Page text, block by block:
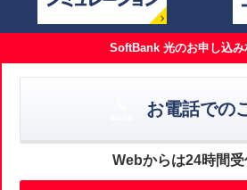
SoftBank 光のお申し込み
お電話での
Webからは24時間受